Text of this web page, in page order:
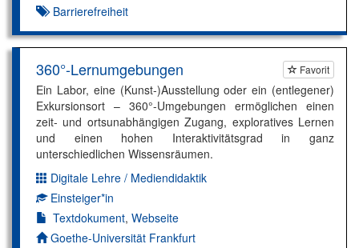
Barrierefreiheit
Favorit
360°-Lernumgebungen
Ein Labor, eine (Kunst-)Ausstellung oder ein (entlegener)
Exkursionsort – 360°-Umgebungen ermöglichen einen
zeit- und ortsunabhängigen Zugang, exploratives Lernen
und einen hohen Interaktivitätsgrad in ganz
unterschiedlichen Wissensräumen.
Dimension:
Digitale Lehre / Mediendidaktik
Kompetenzniveau:
Einsteiger*in
Textdokument, Webseite
Autor*in:
Goethe-Universität Frankfurt